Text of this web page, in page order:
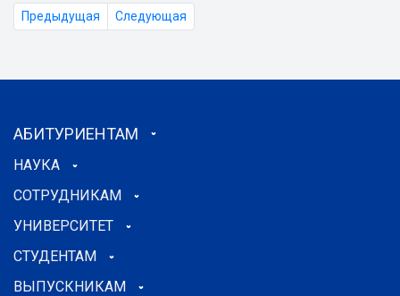
Предыдущая Следующая
АБИТУРИЕНТАМ
НАУКА
СОТРУДНИКАМ
УНИВЕРСИТЕТ
СТУДЕНТАМ
ВЫПУСКНИКАМ